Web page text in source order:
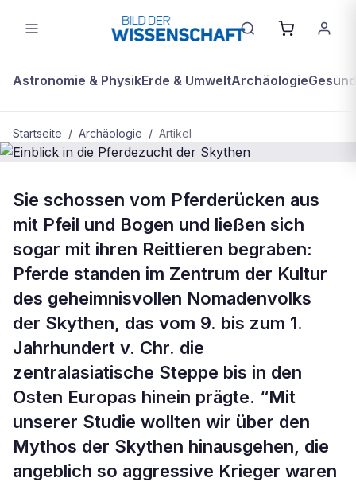
Astronomie & PhysikErde & UmweltArchäologie
Startseite / Archäologie / Artikel
Einblick in die Pferdezucht der
Skythen
Sie schossen vom Pferderücken aus
mit Pfeil und Bogen und ließen sich
sogar mit ihren Reittieren begraben:
Pferde standen im Zentrum der Kultur
des geheimnisvollen Nomadenvolks
der Skythen, das vom 9. bis zum 1.
Jahrhundert v. Chr. die
zentralasiatische Steppe bis in den
Osten Europas hinein prägte. “Mit
unserer Studie wollten wir über den
Mythos der Skythen hinausgehen, die
angeblich so aggressive Krieger waren